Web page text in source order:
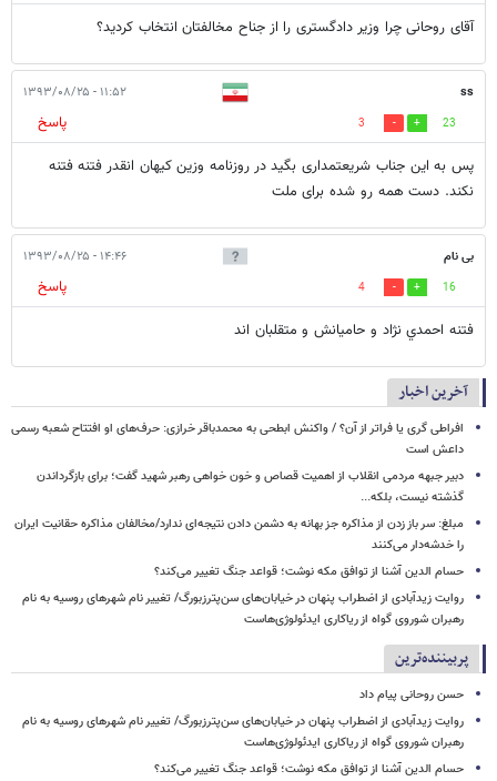
آقای روحانی چرا وزیر دادگستری را از جناح مخالفتان انتخاب کردید؟
ss ۱۱:۵۲ - ۱۳۹۳/۰۸/۲۵
23
3
پاسخ
پس به این جناب شریعتمداری بگید در روزنامه وزین کیهان انقدر فتنه فتنه
نکند. دست همه رو شده برای ملت
بی نام ۱۴:۴۶ - ۱۳۹۳/۰۸/۲۵
16
4
پاسخ
فتنه احمدي نژاد و حاميانش و متقلبان اند
آخرین اخبار
افراطی گری یا فراتر از آن؟ / واکنش ابطحی به محمدباقر خرازی: حرف‌های او افتتاح شعبه رسمی
داعش است
دبیر جبهه مردمی انقلاب از اهمیت قصاص و خون خواهی رهبر شهید گفت؛ برای بازگرداندن
گذشته نیست، بلکه...
مبلغ: سر باز زدن از مذاکره‌ جز بهانه به دشمن دادن نتیجه‌ای ندارد/مخالفان مذاکره حقانیت ایران
را خدشه‌دار می‌کنند
حسام الدین آشنا از توافق مکه نوشت؛ قواعد جنگ تغییر می‌کند؟
روایت زیدآبادی از اضطراب پنهان در خیابان‌های سن‌پترزبورگ/ تغییر نام شهرهای روسیه به نام
رهبران شوروی گواه از ریاکاری ایدئولوژی‌هاست
پربیننده‌ترین
حسن روحانی پیام داد
روایت زیدآبادی از اضطراب پنهان در خیابان‌های سن‌پترزبورگ/ تغییر نام شهرهای روسیه به نام
رهبران شوروی گواه از ریاکاری ایدئولوژی‌هاست
حسام الدین آشنا از توافق مکه نوشت؛ قواعد جنگ تغییر می‌کند؟